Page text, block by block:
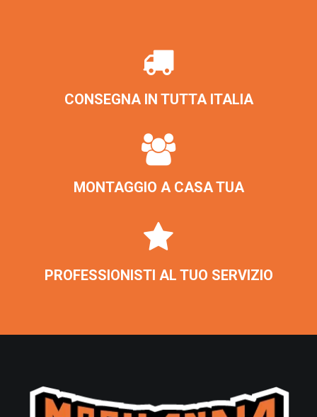
Arredamento Casale Monferrato
Arredamento Venaria Reale
Arredamento Carmagnola
Arredamento Novi Ligure
Arredamento Orbassano
Arredamento Savigliano
Arredamento Valenza
Arredamento Rivalta di Torino
CONSEGNA IN TUTTA ITALIA
MONTAGGIO A CASA TUA
PROFESSIONISTI AL TUO SERVIZIO